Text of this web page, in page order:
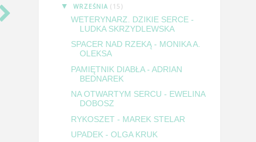
▼ WRZEŚNIA (15)
WETERYNARZ. DZIKIE SERCE -
LUDKA SKRZYDLEWSKA
SPACER NAD RZEKĄ - MONIKA A.
OLEKSA
PAMIĘTNIK DIABŁA - ADRIAN
BEDNAREK
NA OTWARTYM SERCU - EWELINA
DOBOSZ
RYKOSZET - MAREK STELAR
UPADEK - OLGA KRUK